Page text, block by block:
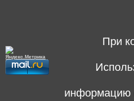
При
информацию